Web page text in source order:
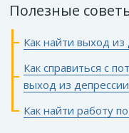
Полезные
Как найти выход из
Как справиться с
выход из
Как найти работу